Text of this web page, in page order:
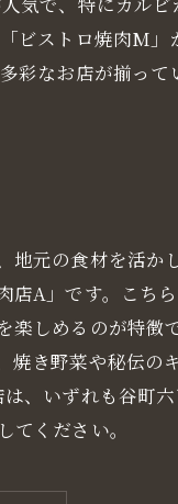
ビストロ焼肉M
なお店が揃っ
元の食材を活
A」です。こち
しめるのが特
き野菜や秘伝
、いずれも谷町
ください。